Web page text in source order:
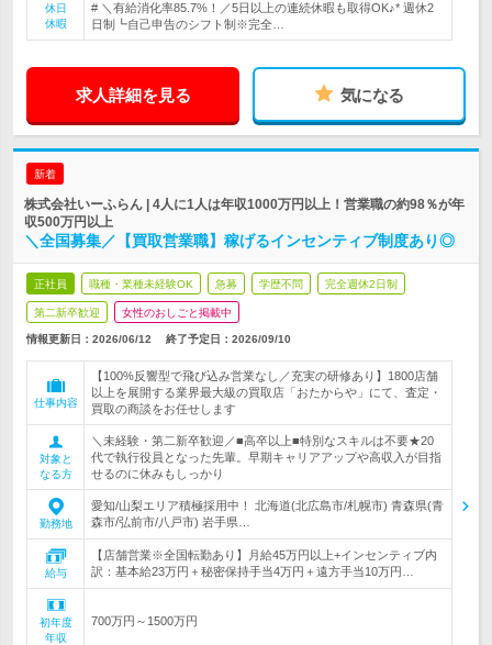
休日
休暇
# ＼有給消化率85.7%！／5日以上の連続休暇も取得OK♪* 週休2
日制┗自己申告のシフト制※完全…
求人詳細を見る 気になる
新着
株式会社いーふらん | 4人に1人は年収1000万円以上！営業職の約98％が年
収500万円以上
＼全国募集／【買取営業職】稼げるインセンティブ制度あり◎
正社員 職種・業種未経験OK 急募 学歴不問 完全週休2日制
第二新卒歓迎 女性のおしごと掲載中
情報更新日：2026/06/12 終了予定日： 2026/09/10
仕事内容
【100%反響型で飛び込み営業なし／充実の研修あり】1800店舗
以上を展開する業界最大級の買取店「おたからや」にて、査定・
買取の商談をお任せします
対象と
なる方
＼未経験・第二新卒歓迎／■高卒以上■特別なスキルは不要★20
代で執行役員となった先輩。早期キャリアアップや高収入が目指
せるのに休みもしっかり
勤務地
愛知/山梨エリア積極採用中！ 北海道(北広島市/札幌市) 青森県(青
森市/弘前市/八戸市) 岩手県…
給与
【店舗営業※全国転勤あり】月給45万円以上+インセンティブ内
訳：基本給23万円＋秘密保持手当4万円＋遠方手当10万円…
初年度
年収
700万円～1500万円